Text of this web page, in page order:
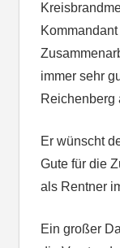
immer sehr
Reichenberg
Er wünscht
Gute für die
als Rentner
Ein großer